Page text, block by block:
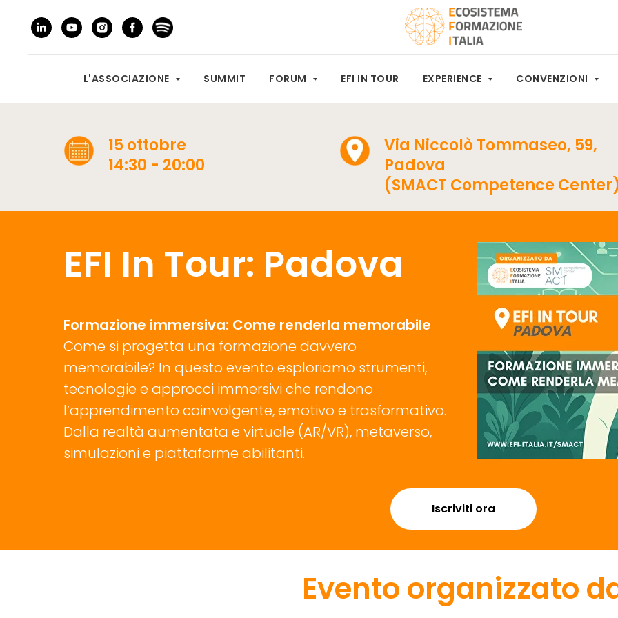
L'ASSOCIAZIONE SUMMIT FORUM EFI IN TOUR EXPERIENCE CONVENZIONI
15 ottobre
14:30 - 20:00
Via Niccolò Tommaseo, 59,
Padova
(SMACT Competence
EFI In Tour: Padova
Formazione immersiva: Come renderla memorabile
Come si progetta una formazione davvero
memorabile? In questo evento esploriamo strumenti,
tecnologie e approcci immersivi che rendono
l’apprendimento coinvolgente, emotivo e trasformativo.
Dalla realtà aumentata e virtuale (AR/VR), metaverso,
simulazioni e piattaforme abilitanti.
Iscriviti ora
Evento organizzato